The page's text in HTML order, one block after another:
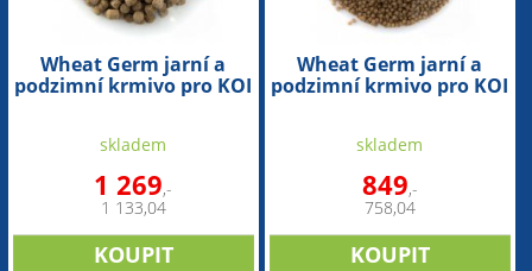
Wheat Germ jarní a
podzimní krmivo pro KOI
skladem
1 269,-
1 133,04
Wheat Germ jarní a
podzimní krmivo pro KOI
skladem
849,-
758,04